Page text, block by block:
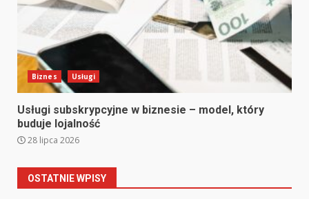
Biznes Usługi
Usługi subskrypcyjne w biznesie – model, który
buduje lojalność
28 lipca 2026
OSTATNIE WPISY